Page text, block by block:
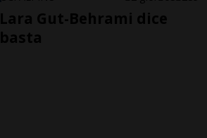
Lara Gut-Behrami dice
basta